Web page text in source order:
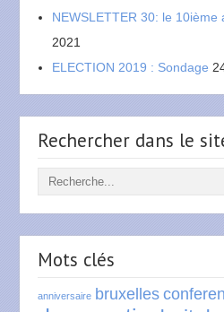
NEWSLETTER 30: le 10ième
2021
ELECTION 2019 : Sondage
Rechercher dans le
Mots clés
anniversaire bruxelles